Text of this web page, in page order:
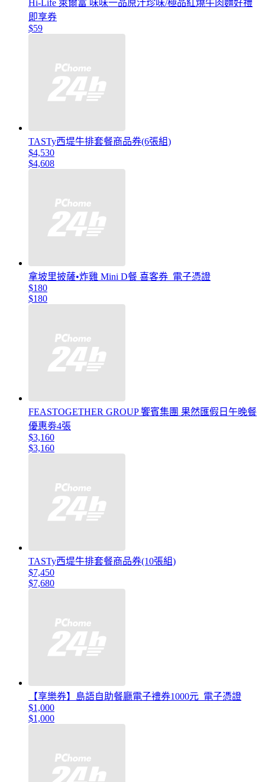
Hi-Life 萊爾富 味味一品原汁珍味/極品紅燒牛肉麵好禮
即享券
$59
TASTy西堤牛排套餐商品券(6張組)
$4,530
$4,608
拿坡里披薩•炸雞 Mini D餐 喜客券_電子憑證
$180
$180
FEASTOGETHER GROUP 饗賓集團 果然匯假日午晚餐
優惠劵4張
$3,160
$3,160
TASTy西堤牛排套餐商品券(10張組)
$7,450
$7,680
【享樂券】島語自助餐廳電子禮券1000元_電子憑證
$1,000
$1,000